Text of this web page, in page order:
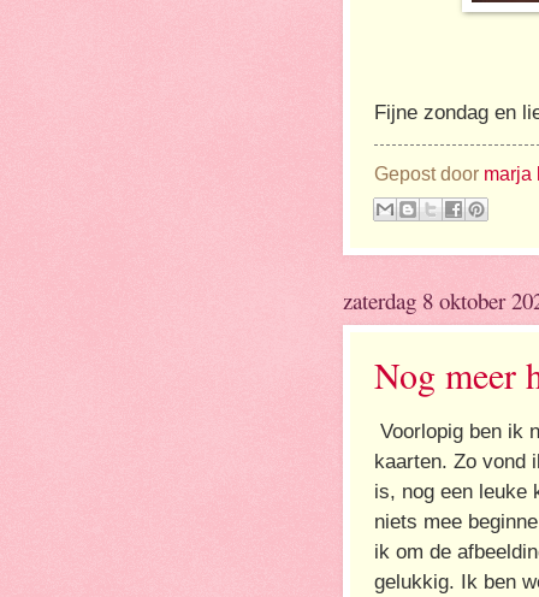
Fijne zondag en
Gepost door marja
zaterdag 8 oktober
Nog meer
Voorlopig ben ik
kaarten. Zo vond
is, nog een leuke
niets mee
ik om de
gelukkig. Ik ben